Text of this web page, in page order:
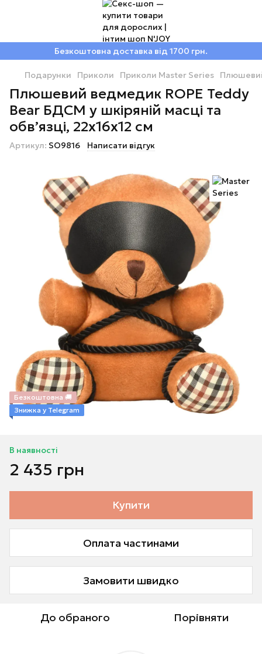
Безкоштовна доставка від 1700 грн.
Подарунки Приколи Приколи Master Series Плюшевий
Плюшевий ведмедик ROPE Teddy
Bear БДСМ у шкіряній масці та
обв’язці, 22x16x12 см
Артикул: SO9816 Написати відгук
Безкоштовна 🚚
Знижка у Telegram
В наявності
2 435 грн
Купити
Оплата частинами
Замовити швидко
До обраного Порівняти